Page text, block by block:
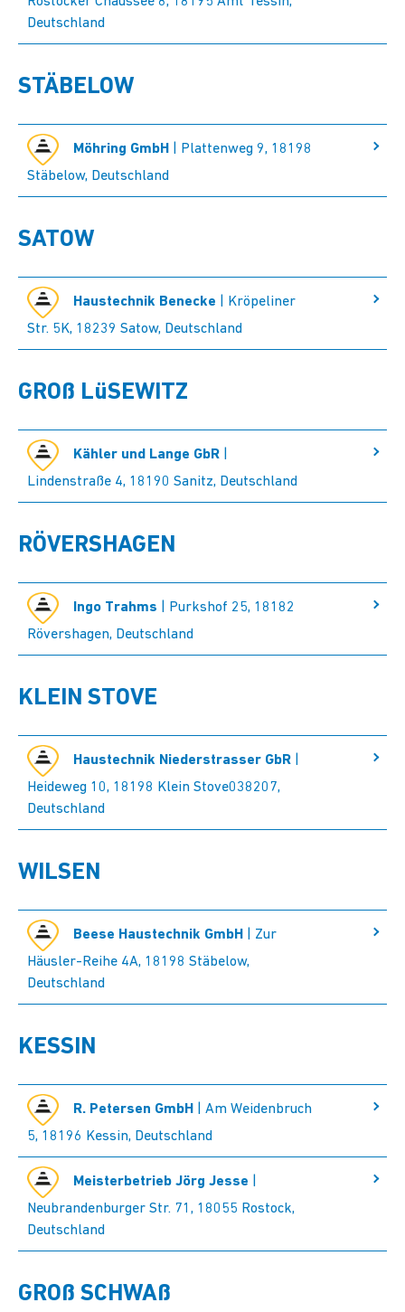
Deutschland
STÄBELOW
Möhring GmbH | Plattenweg 9, 18198
Stäbelow, Deutschland
SATOW
Haustechnik Benecke | Kröpeliner
Str. 5K, 18239 Satow, Deutschland
GROß LüSEWITZ
Kähler und Lange GbR
Lindenstraße 4, 18190 Sanitz, Deutschland
RÖVERSHAGEN
Ingo Trahms | Purkshof 25, 18182
Rövershagen, Deutschland
KLEIN STOVE
Haustechnik Niederstrasser GbR
Heideweg 10, 18198 Klein Stove038207,
Deutschland
WILSEN
Beese Haustechnik GmbH | Zur
Häusler-Reihe 4A, 18198 Stäbelow,
Deutschland
KESSIN
R. Petersen GmbH | Am Weidenbruch
5, 18196 Kessin, Deutschland
Meisterbetrieb Jörg Jesse
Neubrandenburger Str. 71, 18055 Rostock,
Deutschland
GROß SCHWAß